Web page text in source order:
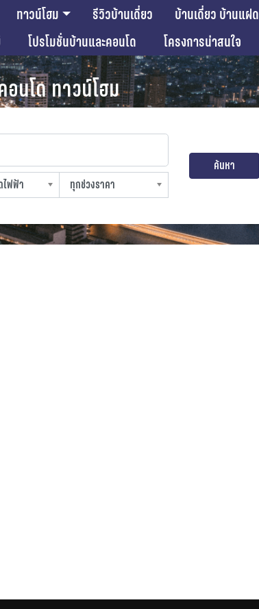
ทาวน์โฮม รีวิวบ้านเดี่ยว
บ้านเดี่ยว บ้านแฝด
โปรโมชั่นบ้านและคอนโด โครงการน่าสนใจ
นโด ทาวน์โฮม
ฟฟ้า
ทุกช่วงราคา
ค้นหา